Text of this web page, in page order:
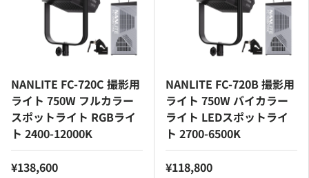
NANLITE FC-720C 撮影用
ライト 750W フルカラー
スポットライト RGBライ
ト 2400-12000K
¥138,600
NANLITE FC-720B 撮影用
ライト 750W バイカラー
ライト LEDスポットライ
ト 2700-6500K
¥118,800